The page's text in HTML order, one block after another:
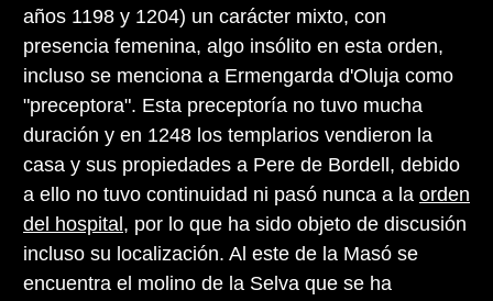
años 1198 y 1204) un carácter mixto, con
presencia femenina, algo insólito en esta orden,
incluso se menciona a Ermengarda d'Oluja como
"preceptora". Esta preceptoría no tuvo mucha
duración y en 1248 los templarios vendieron la
casa y sus propiedades a Pere de Bordell, debido
a ello no tuvo continuidad ni pasó nunca a la orden
del hospital , por lo que ha sido objeto de discusión
incluso su localización. Al este de la Masó se
encuentra el molino de la Selva que se ha